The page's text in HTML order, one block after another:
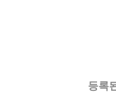
등록